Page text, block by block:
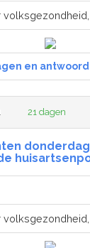
en
21 dagen